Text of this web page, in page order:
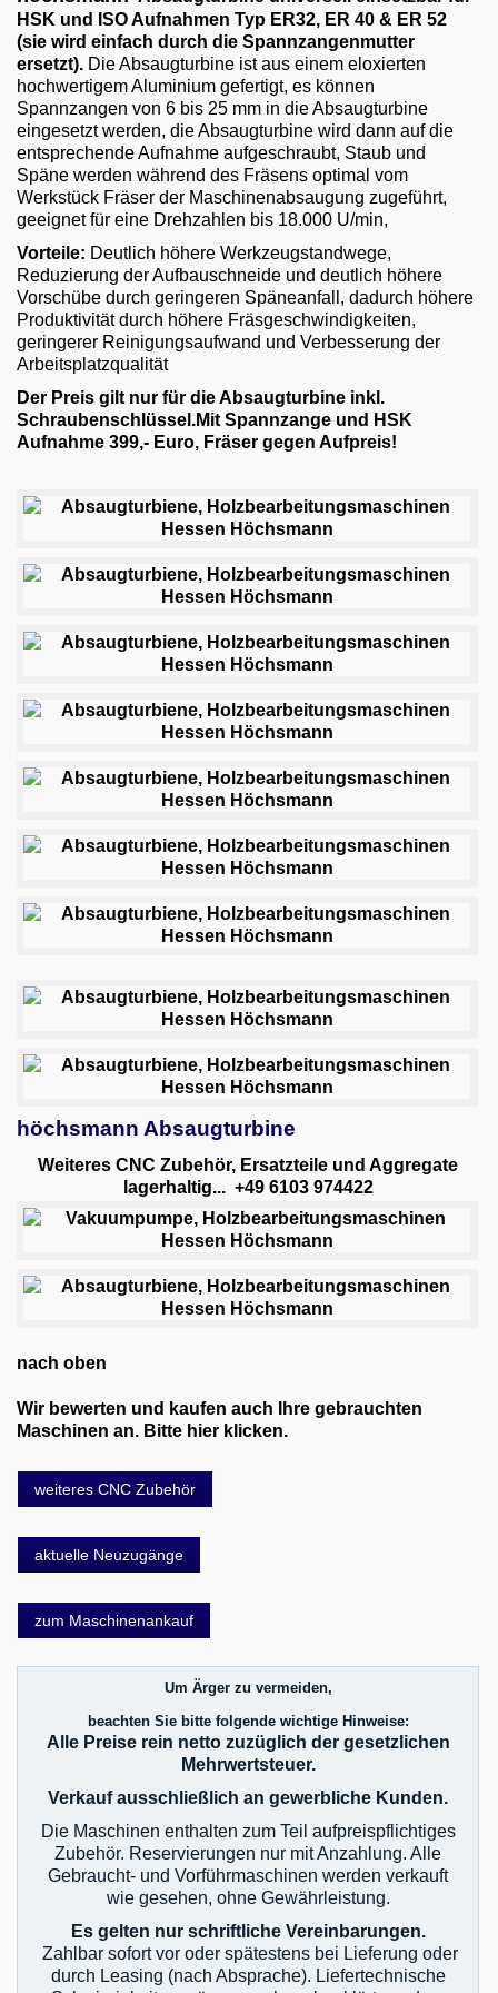
Email
English
HSK und ISO Aufnahmen Typ ER32, ER 40 & ER 52
(sie wird einfach durch die Spannzangenmutter
ersetzt). Die Absaugturbine ist aus einem eloxierten
hochwertigem Aluminium gefertigt, es können
Spannzangen von 6 bis 25 mm in die Absaugturbine
eingesetzt werden, die Absaugturbine wird dann auf die
entsprechende Aufnahme aufgeschraubt, Staub und
Späne werden während des Fräsens optimal vom
Werkstück Fräser der Maschinenabsaugung zugeführt,
geeignet für eine Drehzahlen bis 18.000 U/min,
Vorteile: Deutlich höhere Werkzeugstandwege,
Reduzierung der Aufbauschneide und deutlich höhere
Vorschübe durch geringeren Späneanfall, dadurch höhere
Produktivität durch höhere Fräsgeschwindigkeiten,
geringerer Reinigungsaufwand und Verbesserung der
Arbeitsplatzqualität
Der Preis gilt nur für die Absaugturbine inkl.
Schraubenschlüssel.Mit Spannzange und HSK
Aufnahme 399,- Euro, Fräser gegen Aufpreis!
höchsmann Absaugturbine
Weiteres CNC Zubehör, Ersatzteile und Aggregate
lagerhaltig... +49 6103 974422
nach oben
Wir bewerten und kaufen auch Ihre gebrauchten
Maschinen an. Bitte hier klicken.
weiteres CNC Zubehör
aktuelle Neuzugänge
zum Maschinenankauf
Um Ärger zu vermeiden,
beachten Sie bitte folgende wichtige Hinweise:
Alle Preise rein netto zuzüglich der gesetzlichen
Mehrwertsteuer.
Verkauf ausschließlich an gewerbliche Kunden.
Die Maschinen enthalten zum Teil aufpreispflichtiges
Zubehör. Reservierungen nur mit Anzahlung. Alle
Gebraucht- und Vorführmaschinen werden verkauft
wie gesehen, ohne Gewährleistung.
Es gelten nur schriftliche Vereinbarungen.
Zahlbar sofort vor oder spätestens bei Lieferung oder
durch Leasing (nach Absprache). Liefertechnische